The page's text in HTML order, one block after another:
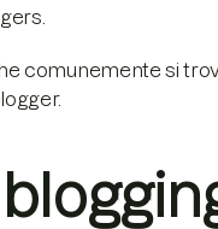
comunemente si